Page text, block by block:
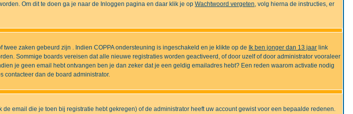
Om dit te doen ga je naar de Inloggen pagina en daar klik je op Wachtwoord vergeten, volg hierna de instructies, er
zaken gebeurd zijn . Indien COPPA ondersteuning is ingeschakeld en je klikte op de Ik ben jonger dan 13 jaar link
Sommige boards vereisen dat alle nieuwe registraties worden geactiveerd, of door uzelf of door administrator vooraleer
je geen email hebt ontvangen ben je dan zeker dat je een geldig emailadres hebt? Een reden waarom activatie nodig
contacteer dan de board administrator.
email die je toen bij registratie hebt gekregen) of de administrator heeft uw account gewist voor een bepaalde redenen.